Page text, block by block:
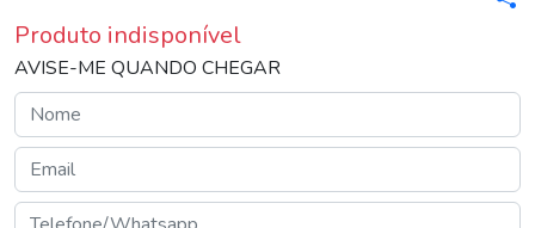
Produto indisponível
AVISE-ME QUANDO CHEGAR